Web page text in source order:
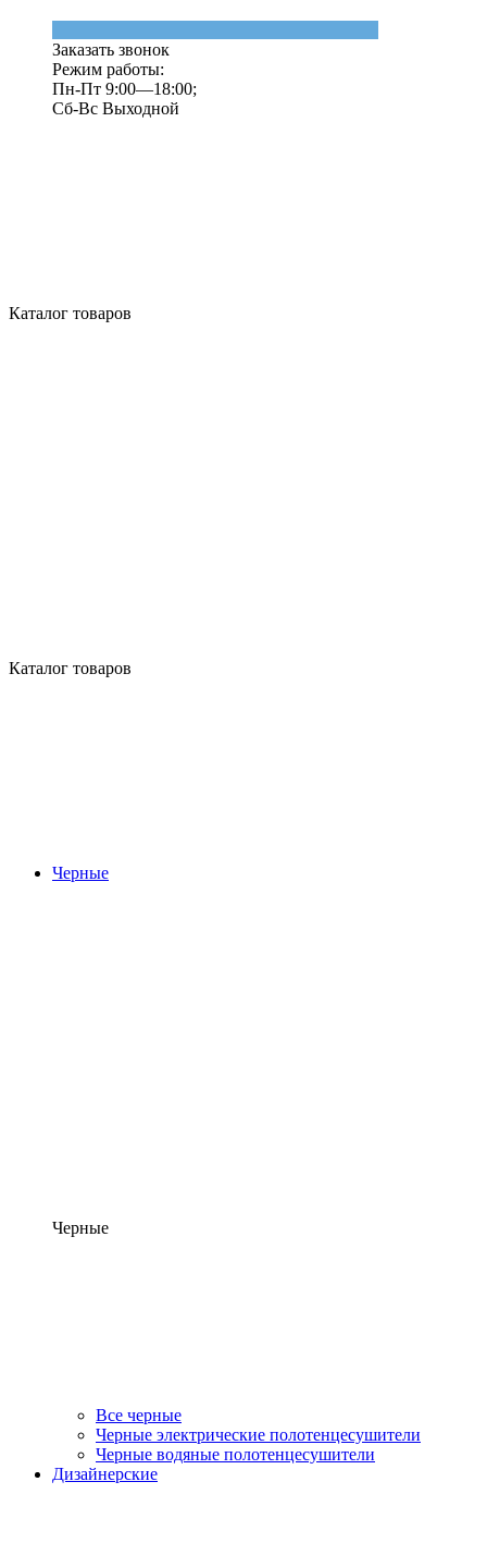
Заказать звонок
Режим работы:
Пн-Пт 9:00—18:00;
Сб-Вс Выходной
Каталог товаров
Каталог товаров
Черные
Черные
Все черные
Черные электрические полотенцесушители
Черные водяные полотенцесушители
Дизайнерские